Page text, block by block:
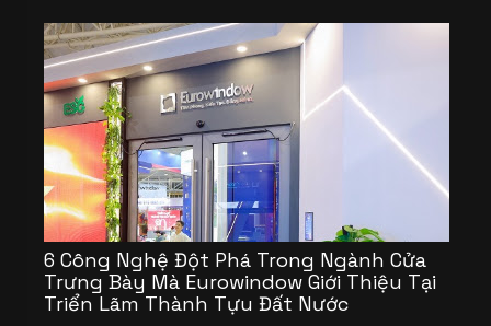
6 Công Nghệ Đột Phá Trong Ngành Cửa
Trưng Bày Mà Eurowindow Giới Thiệu Tại
Triển Lãm Thành Tựu Đất Nước